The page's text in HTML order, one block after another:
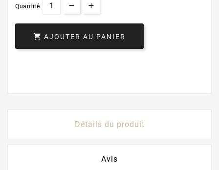
Quantité
 AJOUTER AU PANIER
Détails du produit
Avis